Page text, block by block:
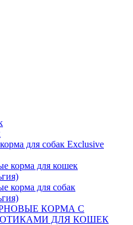
для собак Exclusive
корма для кошек
корма для собак
КОРМА С
ДЛЯ КОШЕК